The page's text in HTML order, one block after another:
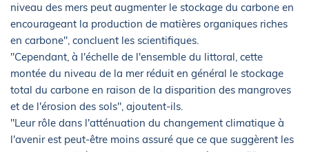
niveau des mers peut augmenter le stockage du carbone en
encourageant la production de matières organiques riches
en carbone", concluent les scientifiques.
"Cependant, à l'échelle de l'ensemble du littoral, cette
montée du niveau de la mer réduit en général le stockage
total du carbone en raison de la disparition des mangroves
et de l'érosion des sols", ajoutent-ils.
"Leur rôle dans l'atténuation du changement climatique à
l'avenir est peut-être moins assuré que ce que suggèrent les